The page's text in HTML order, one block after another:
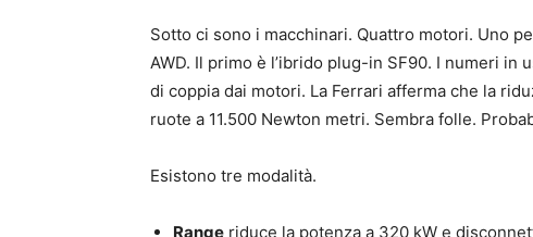
Sotto ci sono i macchinari. Quattro motori. Uno
AWD. Il primo è l’ibrido plug-in SF90. I numeri
di coppia dai motori. La Ferrari afferma che la
ruote a 11.500 Newton metri. Sembra folle.
Esistono tre modalità.
Range riduce la potenza a 320 kW e